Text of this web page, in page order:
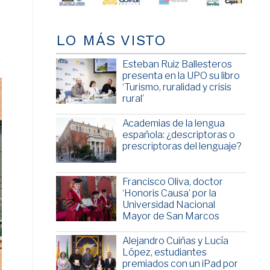
LO MÁS VISTO
Esteban Ruiz Ballesteros
presenta en la UPO su libro
‘Turismo, ruralidad y crisis
rural’
Academias de la lengua
española: ¿descriptoras o
prescriptoras del lenguaje?
Francisco Oliva, doctor
‘Honoris Causa’ por la
Universidad Nacional
Mayor de San Marcos
Alejandro Cuiñas y Lucía
López, estudiantes
premiados con un iPad por